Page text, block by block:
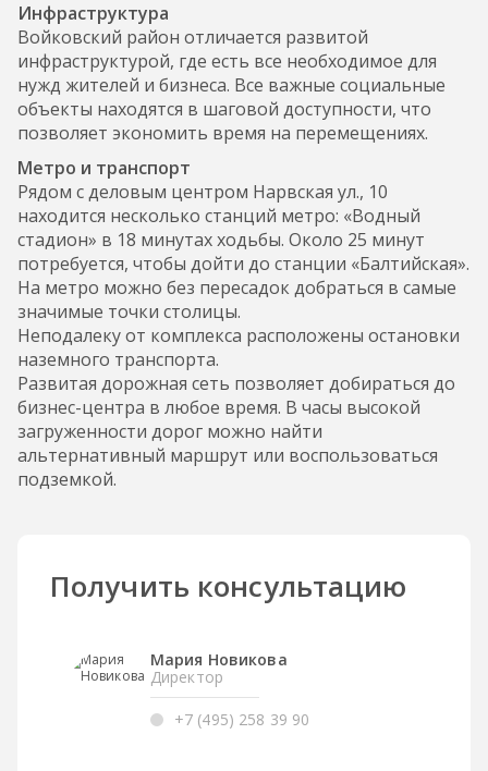
Инфраструктура
Войковский район отличается развитой
инфраструктурой, где есть все необходимое для
нужд жителей и бизнеса. Все важные социальные
объекты находятся в шаговой доступности, что
позволяет экономить время на перемещениях.
Метро и транспорт
Рядом с деловым центром Нарвская ул., 10
находится несколько станций метро: «Водный
стадион» в 18 минутах ходьбы. Около 25 минут
потребуется, чтобы дойти до станции «Балтийская».
На метро можно без пересадок добраться в самые
значимые точки столицы.
Неподалеку от комплекса расположены остановки
наземного транспорта.
Развитая дорожная сеть позволяет добираться до
бизнес-центра в любое время. В часы высокой
загруженности дорог можно найти
альтернативный маршрут или воспользоваться
подземкой.
Получить консультацию
Мария Новикова
Директор
+7 (495) 258 39 90